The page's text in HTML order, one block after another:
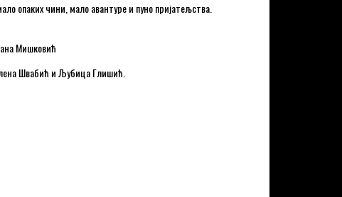
опаких чини, мало авантуре и пуно пријатељства.
Мишковић
Швабић и Љубица Глишић.